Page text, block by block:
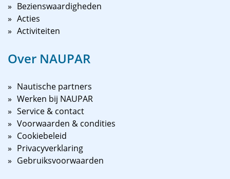
Bezienswaardigheden
Acties
Activiteiten
Over NAUPAR
Nautische partners
Werken bij NAUPAR
Service & contact
Voorwaarden & condities
Cookiebeleid
Privacyverklaring
Gebruiksvoorwaarden